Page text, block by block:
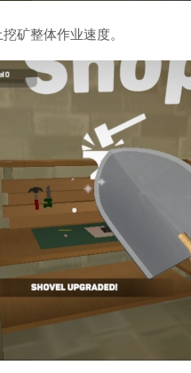
矿整体作业速度。